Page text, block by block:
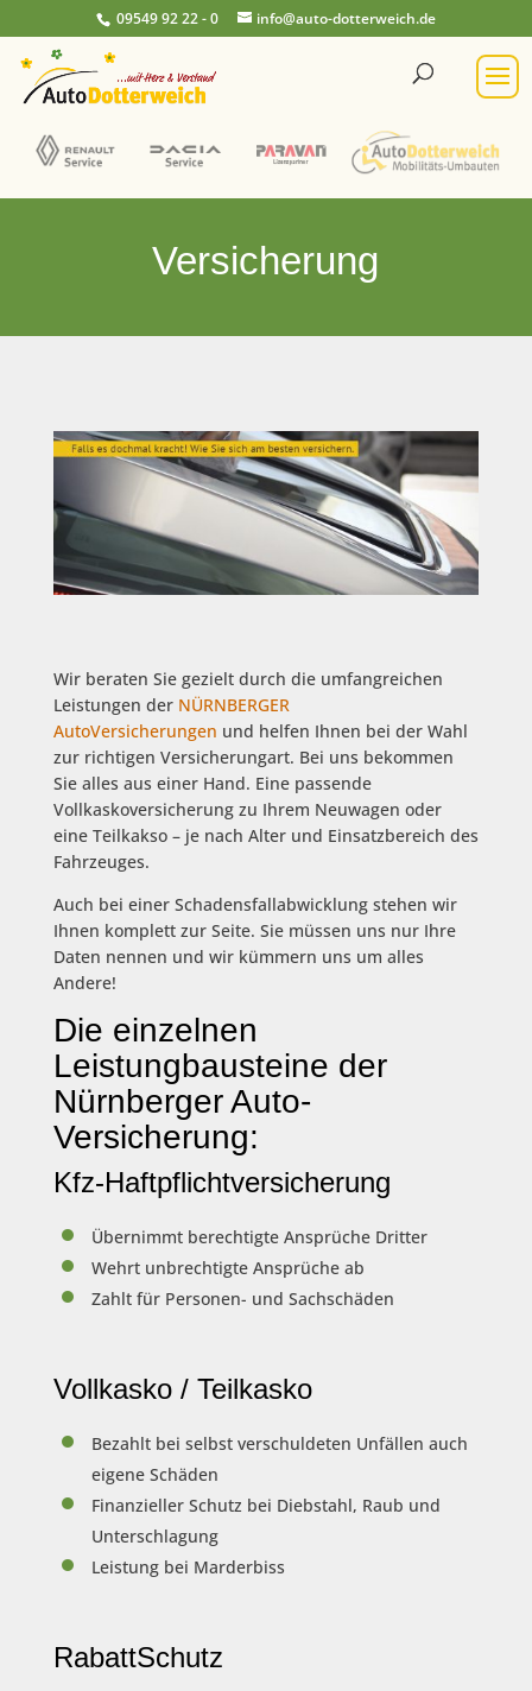
09549 92 22 - 0 info@auto-dotterweich.de
Versicherung
Wir beraten Sie gezielt durch die umfangreichen
Leistungen der NÜRNBERGER
AutoVersicherungen und helfen Ihnen bei der Wahl
zur richtigen Versicherungart. Bei uns bekommen
Sie alles aus einer Hand. Eine passende
Vollkaskoversicherung zu Ihrem Neuwagen oder
eine Teilkakso – je nach Alter und Einsatzbereich des
Fahrzeuges.
Auch bei einer Schadensfallabwicklung stehen wir
Ihnen komplett zur Seite. Sie müssen uns nur Ihre
Daten nennen und wir kümmern uns um alles
Andere!
Die einzelnen
Leistungbausteine der
Nürnberger Auto-
Versicherung:
Kfz-Haftpflichtversicherung
Übernimmt berechtigte Ansprüche Dritter
Wehrt unbrechtigte Ansprüche ab
Zahlt für Personen- und Sachschäden
Vollkasko / Teilkasko
Bezahlt bei selbst verschuldeten Unfällen auch
eigene Schäden
Finanzieller Schutz bei Diebstahl, Raub und
Unterschlagung
Leistung bei Marderbiss
RabattSchutz